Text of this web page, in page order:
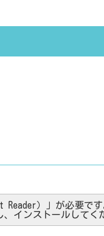
Reader）」が必要
インストールしてく